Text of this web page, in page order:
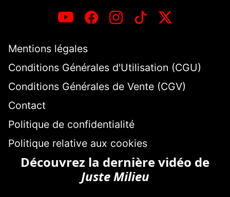
Mentions légales
Conditions Générales d'Utilisation (CGU)
Conditions Générales de Vente (CGV)
Contact
Politique de confidentialité
Politique relative aux cookies
Découvrez la dernière vidéo de
Juste Milieu